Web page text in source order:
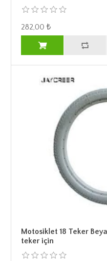
282,00 ₺
Motosiklet 18 Teker
teker için